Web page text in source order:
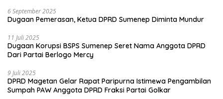
6 September 2025
Dugaan Pemerasan, Ketua DPRD Sumenep Diminta Mundur
11 Juli 2025
Dugaan Korupsi BSPS Sumenep Seret Nama Anggota DPRD
Dari Partai Berlogo Mercy
9 Juli 2025
DPRD Magetan Gelar Rapat Paripurna Istimewa Pengambilan
Sumpah PAW Anggota DPRD Fraksi Partai Golkar